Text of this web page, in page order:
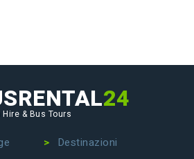
24
& Bus Tours
Destinazioni